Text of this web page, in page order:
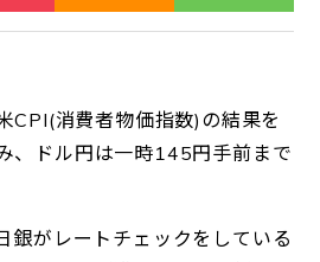
CPI(消費者物価指数)の結果を
、ドル円は一時145円手前まで
銀がレートチェックをしている